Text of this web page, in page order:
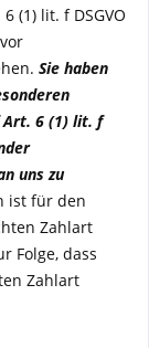
(1) lit. f DSGVO
Sie haben
Art. 6 (1) lit. f
uns zu
ist für den
Zahlart
Folge, dass
Zahlart